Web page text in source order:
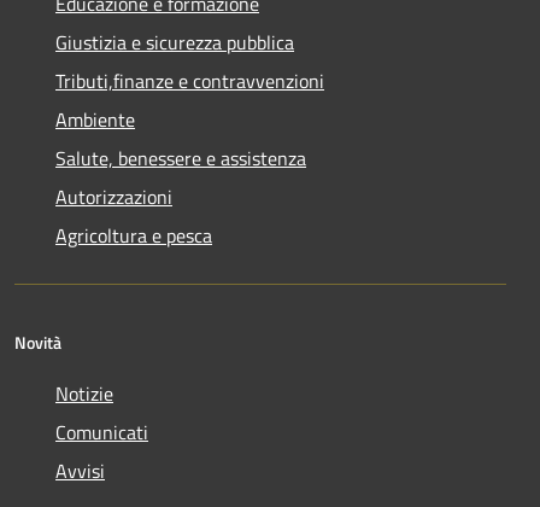
Giustizia e sicurezza pubblica
Tributi,finanze e contravvenzioni
Ambiente
Salute, benessere e assistenza
Autorizzazioni
Agricoltura e pesca
Novità
Notizie
Comunicati
Avvisi